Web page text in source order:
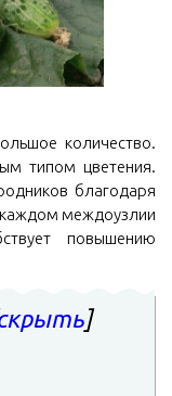
количество.
типом цветения.
благодаря
каждом междоузлии
повышению
]